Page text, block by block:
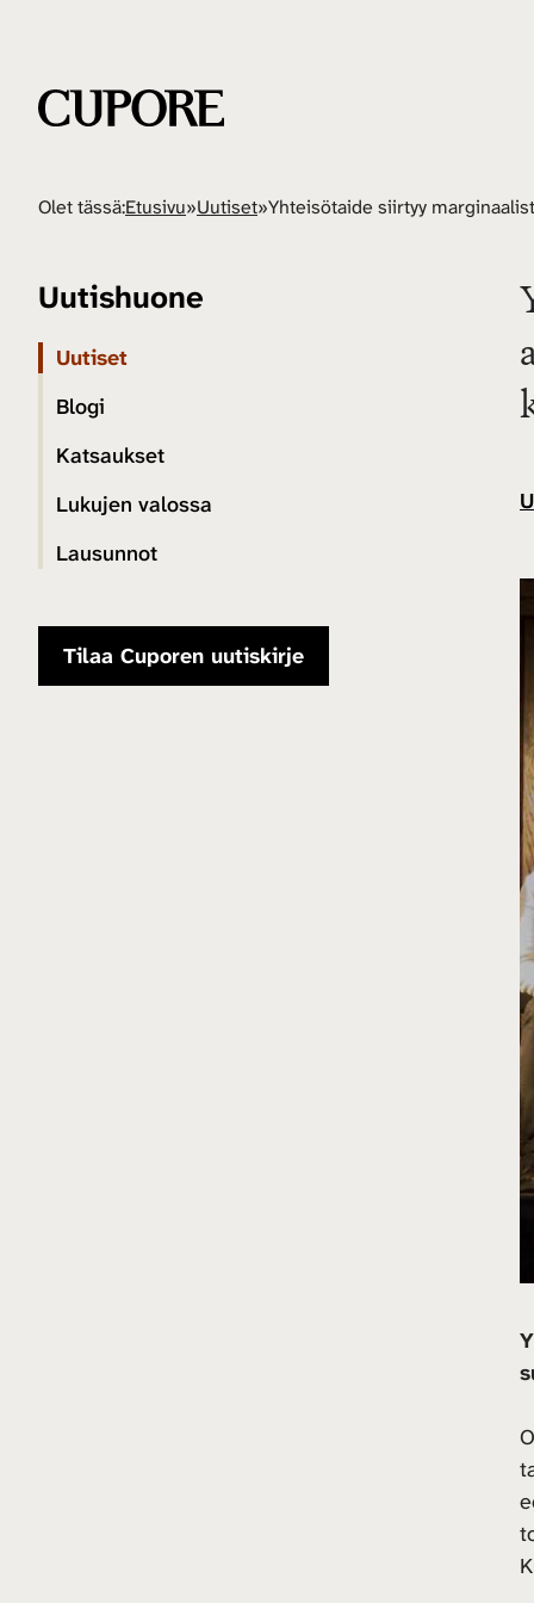
Olet tässä:Etusivu»Uutiset»
Uutishuone
Uutiset
Blogi
Katsaukset
Lukujen valossa
Lausunnot
Tilaa Cuporen uutiskirje